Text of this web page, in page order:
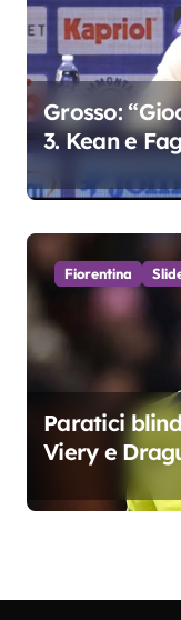
Grosso:
3. Kean e
colpo”
Fiorentina
Paratici
Viery e